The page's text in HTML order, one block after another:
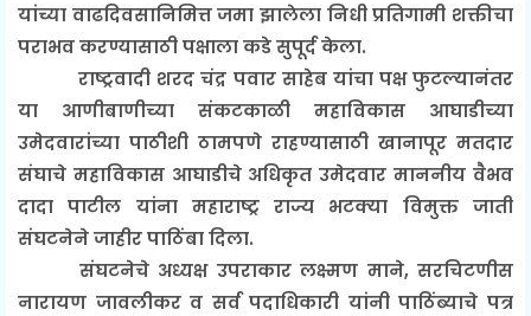
यांच्या वाढदिवसानिमित्त जमा झालेला निधी प्रतिगामी शक्तीचा
पराभव करण्यासाठी पक्षाला कडे सुपूर्द केला.
राष्ट्रवादी शरद चंद्र पवार साहेब यांचा पक्ष फुटल्यानंतर
या आणीबाणीच्या संकटकाळी महाविकास आघाडीच्या
उमेदवारांच्या पाठीशी ठामपणे राहण्यासाठी खानापूर मतदार
संघाचे महाविकास आघाडीचे अधिकृत उमेदवार माननीय वैभव
दादा पाटील यांना महाराष्ट्र राज्य भटक्या विमुक्त जाती
संघटनेने जाहीर पाठिंबा दिला.
संघटनेचे अध्यक्ष उपराकार लक्ष्मण माने, सरचिटणीस
नारायण जावलीकर व सर्व पदाधिकारी यांनी पाठिंब्याचे पत्र